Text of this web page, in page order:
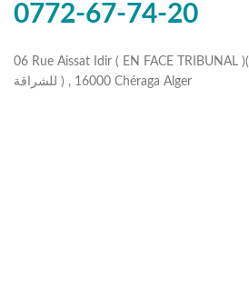
0772-67-74-20
06 Rue Aissat Idir ( EN FACE TRIBUNAL )( مقابل المحكمة الجديدة
للشراقة ) , 16000 Chéraga Alger